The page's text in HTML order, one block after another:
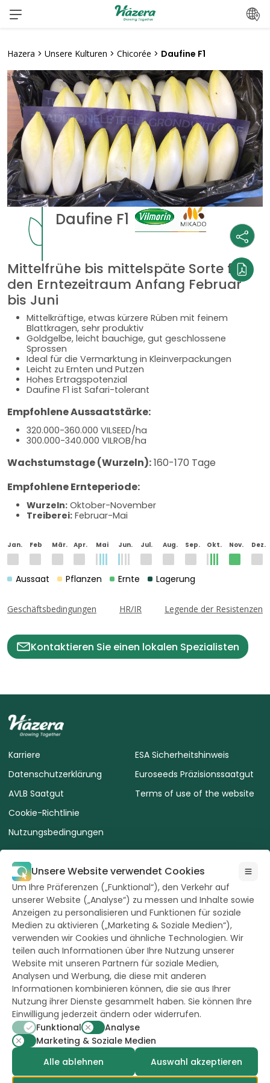
Zum
Inhalt
Hazera > Unsere Kulturen > Chicorée > Daufine F1
Daufine F1
Mittelfrühe bis mittelspäte Sorte für
den Erntezeitraum Anfang Februar
bis Juni
Mittelkräftige, etwas kürzere Rüben mit feinem
Blattkragen, sehr produktiv
Goldgelbe, leicht bauchige, gut geschlossene
Sprossen
Ideal für die Vermarktung in Kleinverpackungen
Leicht zu Ernten und Putzen
Hohes Ertragspotenzial
Daufine F1 ist Safari-tolerant
Empfohlene Aussaatstärke:
320.000-360.000 VILSEED/ha
300.000-340.000 VILROB/ha
Wachstumstage (Wurzeln):160-170 Tage
Empfohlene Ernteperiode:
Wurzeln: Oktober-November
Treiberei: Februar-Mai
Jan. Feb Mär. Apr. Mai Jun. Jul. Aug. Sep. Okt. Nov. Dez.
Aussaat Pflanzen Ernte Lagerung
Geschäftsbedingungen HR/IR Legende der Resistenzen
Kontaktieren Sie einen lokalen Spezialisten
Karriere
Datenschutzerklärung
AVLB Saatgut
Cookie-Richtlinie
Nutzungsbedingungen
ESA Sicherheitshinweis
Euroseeds Präzisionssaatgut
Terms of use of the website
Alle Rechte
vorbehalten durch
Hazera 2026
Bleiben Sie auf dem Laufenden
powerd byopus
Unsere Website verwendet Cookies
Um Ihre Präferenzen („Funktional“), den Verkehr auf
unserer Website („Analyse“) zu messen und Inhalte sowie
Anzeigen zu personalisieren und Funktionen für soziale
Medien zu aktivieren („Marketing & Soziale Medien“),
verwenden wir Cookies und ähnliche Technologien. Wir
teilen auch Informationen über Ihre Nutzung unserer
Website mit unseren Partnern für soziale Medien,
Analysen und Werbung, die diese mit anderen
Informationen kombinieren können, die sie aus Ihrer
Nutzung ihrer Dienste gesammelt haben. Sie können Ihre
Einwilligung jederzeit ändern oder widerrufen.
Funktional
Analyse
Marketing & Soziale Medien
Alle ablehnen
Auswahl akzeptieren